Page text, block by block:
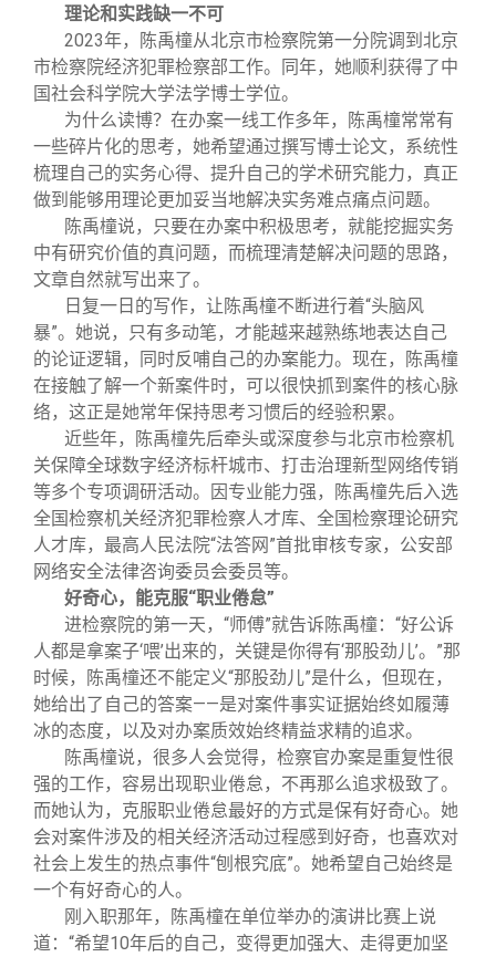
理论和实践缺一不可
2023年，陈禹橦从北京市检察院第一分院调到北京
市检察院经济犯罪检察部工作。同年，她顺利获得了中
国社会科学院大学法学博士学位。
为什么读博？在办案一线工作多年，陈禹橦常常有
一些碎片化的思考，她希望通过撰写博士论文，系统性
梳理自己的实务心得、提升自己的学术研究能力，真正
做到能够用理论更加妥当地解决实务难点痛点问题。
陈禹橦说，只要在办案中积极思考，就能挖掘实务
中有研究价值的真问题，而梳理清楚解决问题的思路，
文章自然就写出来了。
日复一日的写作，让陈禹橦不断进行着“头脑风
暴”。她说，只有多动笔，才能越来越熟练地表达自己
的论证逻辑，同时反哺自己的办案能力。现在，陈禹橦
在接触了解一个新案件时，可以很快抓到案件的核心脉
络，这正是她常年保持思考习惯后的经验积累。
近些年，陈禹橦先后牵头或深度参与北京市检察机
关保障全球数字经济标杆城市、打击治理新型网络传销
等多个专项调研活动。因专业能力强，陈禹橦先后入选
全国检察机关经济犯罪检察人才库、全国检察理论研究
人才库，最高人民法院“法答网”首批审核专家，公安部
网络安全法律咨询委员会委员等。
好奇心，能克服“职业倦怠”
进检察院的第一天，“师傅”就告诉陈禹橦：“好公诉
人都是拿案子‘喂’出来的，关键是你得有‘那股劲儿’。”那
时候，陈禹橦还不能定义“那股劲儿”是什么，但现在，
她给出了自己的答案——是对案件事实证据始终如履薄
冰的态度，以及对办案质效始终精益求精的追求。
陈禹橦说，很多人会觉得，检察官办案是重复性很
强的工作，容易出现职业倦怠，不再那么追求极致了。
而她认为，克服职业倦怠最好的方式是保有好奇心。她
会对案件涉及的相关经济活动过程感到好奇，也喜欢对
社会上发生的热点事件“刨根究底”。她希望自己始终是
一个有好奇心的人。
刚入职那年，陈禹橦在单位举办的演讲比赛上说
道：“希望10年后的自己，变得更加强大、走得更加坚